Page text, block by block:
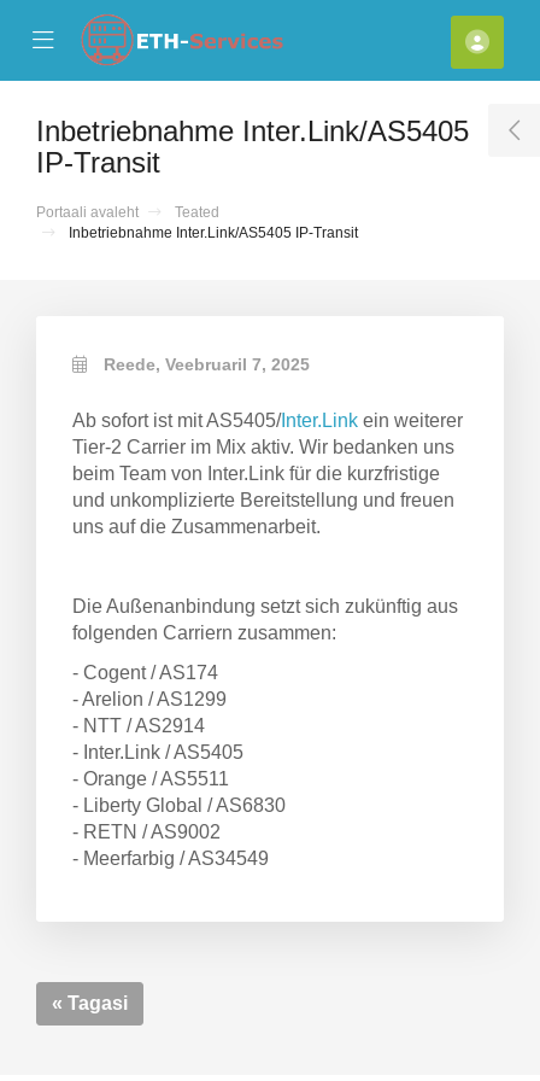
Mobile Menu
Mobile Menu
Inbetriebnahme Inter.Link/AS5405
IP-Transit
Portaali avaleht
Teated
Inbetriebnahme Inter.Link/AS5405 IP-Transit
Reede, Veebruaril 7, 2025
Ab sofort ist mit AS5405/Inter.Link ein weiterer
Tier-2 Carrier im Mix aktiv. Wir bedanken uns
beim Team von Inter.Link für die kurzfristige
und unkomplizierte Bereitstellung und freuen
uns auf die Zusammenarbeit.
Die Außenanbindung setzt sich zukünftig aus
folgenden Carriern zusammen:
- Cogent / AS174
- Arelion / AS1299
- NTT / AS2914
- Inter.Link / AS5405
- Orange / AS5511
- Liberty Global / AS6830
- RETN / AS9002
- Meerfarbig / AS34549
« Tagasi